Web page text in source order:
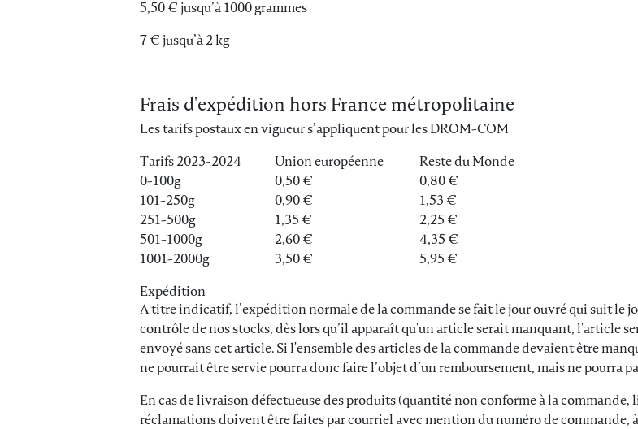
5,50 € jusqu’à 1000 grammes
7 € jusqu’à 2 kg
Frais d'expédition hors France métropolitaine
Les tarifs postaux en vigueur s’appliquent pour les DROM-COM
Tarifs 2023-2024 Union européenne
Reste du Monde
0-100g
0,50 €
0,80 €
101-250g
0,90 €
1,53 €
251-500g
1,35 €
2,25 €
501-1000g
2,60 €
4,35 €
1001-2000g
3,50 € 5,95 €
Expédition
A titre indicatif, l’expédition normale de la commande se fait le jour ouvré qui suit le
contrôle de nos stocks, dès lors qu’il apparaît qu'un article serait manquant, l'article
envoyé sans cet article. Si l'ensemble des articles de la commande devaient être
ne pourrait être servie pourra donc faire l’objet d’un remboursement, mais ne pourra
En cas de livraison défectueuse des produits (quantité non conforme à la
réclamations doivent être faites par courriel avec mention du numéro de commande,